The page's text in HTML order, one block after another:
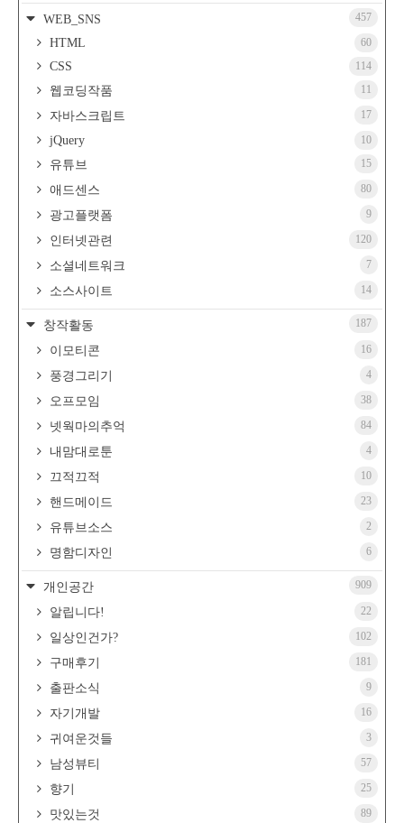
WEB_SNS 457
HTML 60
CSS 114
웹코딩작품 11
자바스크립트 17
jQuery 10
유튜브 15
애드센스 80
광고플랫폼 9
인터넷관련 120
소셜네트워크 7
소스사이트 14
창작활동 187
이모티콘 16
풍경그리기 4
오프모임 38
넷웍마의추억 84
내맘대로툰 4
끄적끄적 10
핸드메이드 23
유튜브소스 2
명함디자인 6
개인공간 909
알립니다! 22
일상인건가? 102
구매후기 181
출판소식 9
자기개발 16
귀여운것들 3
남성뷰티 57
향기 25
맛있는것 89